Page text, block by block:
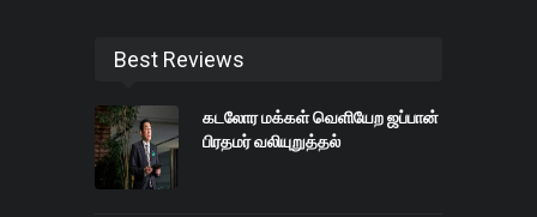
Best Reviews
கடலோர மக்கள் வெளியேற ஜப்பான்
பிரதமர் வலியுறுத்தல்